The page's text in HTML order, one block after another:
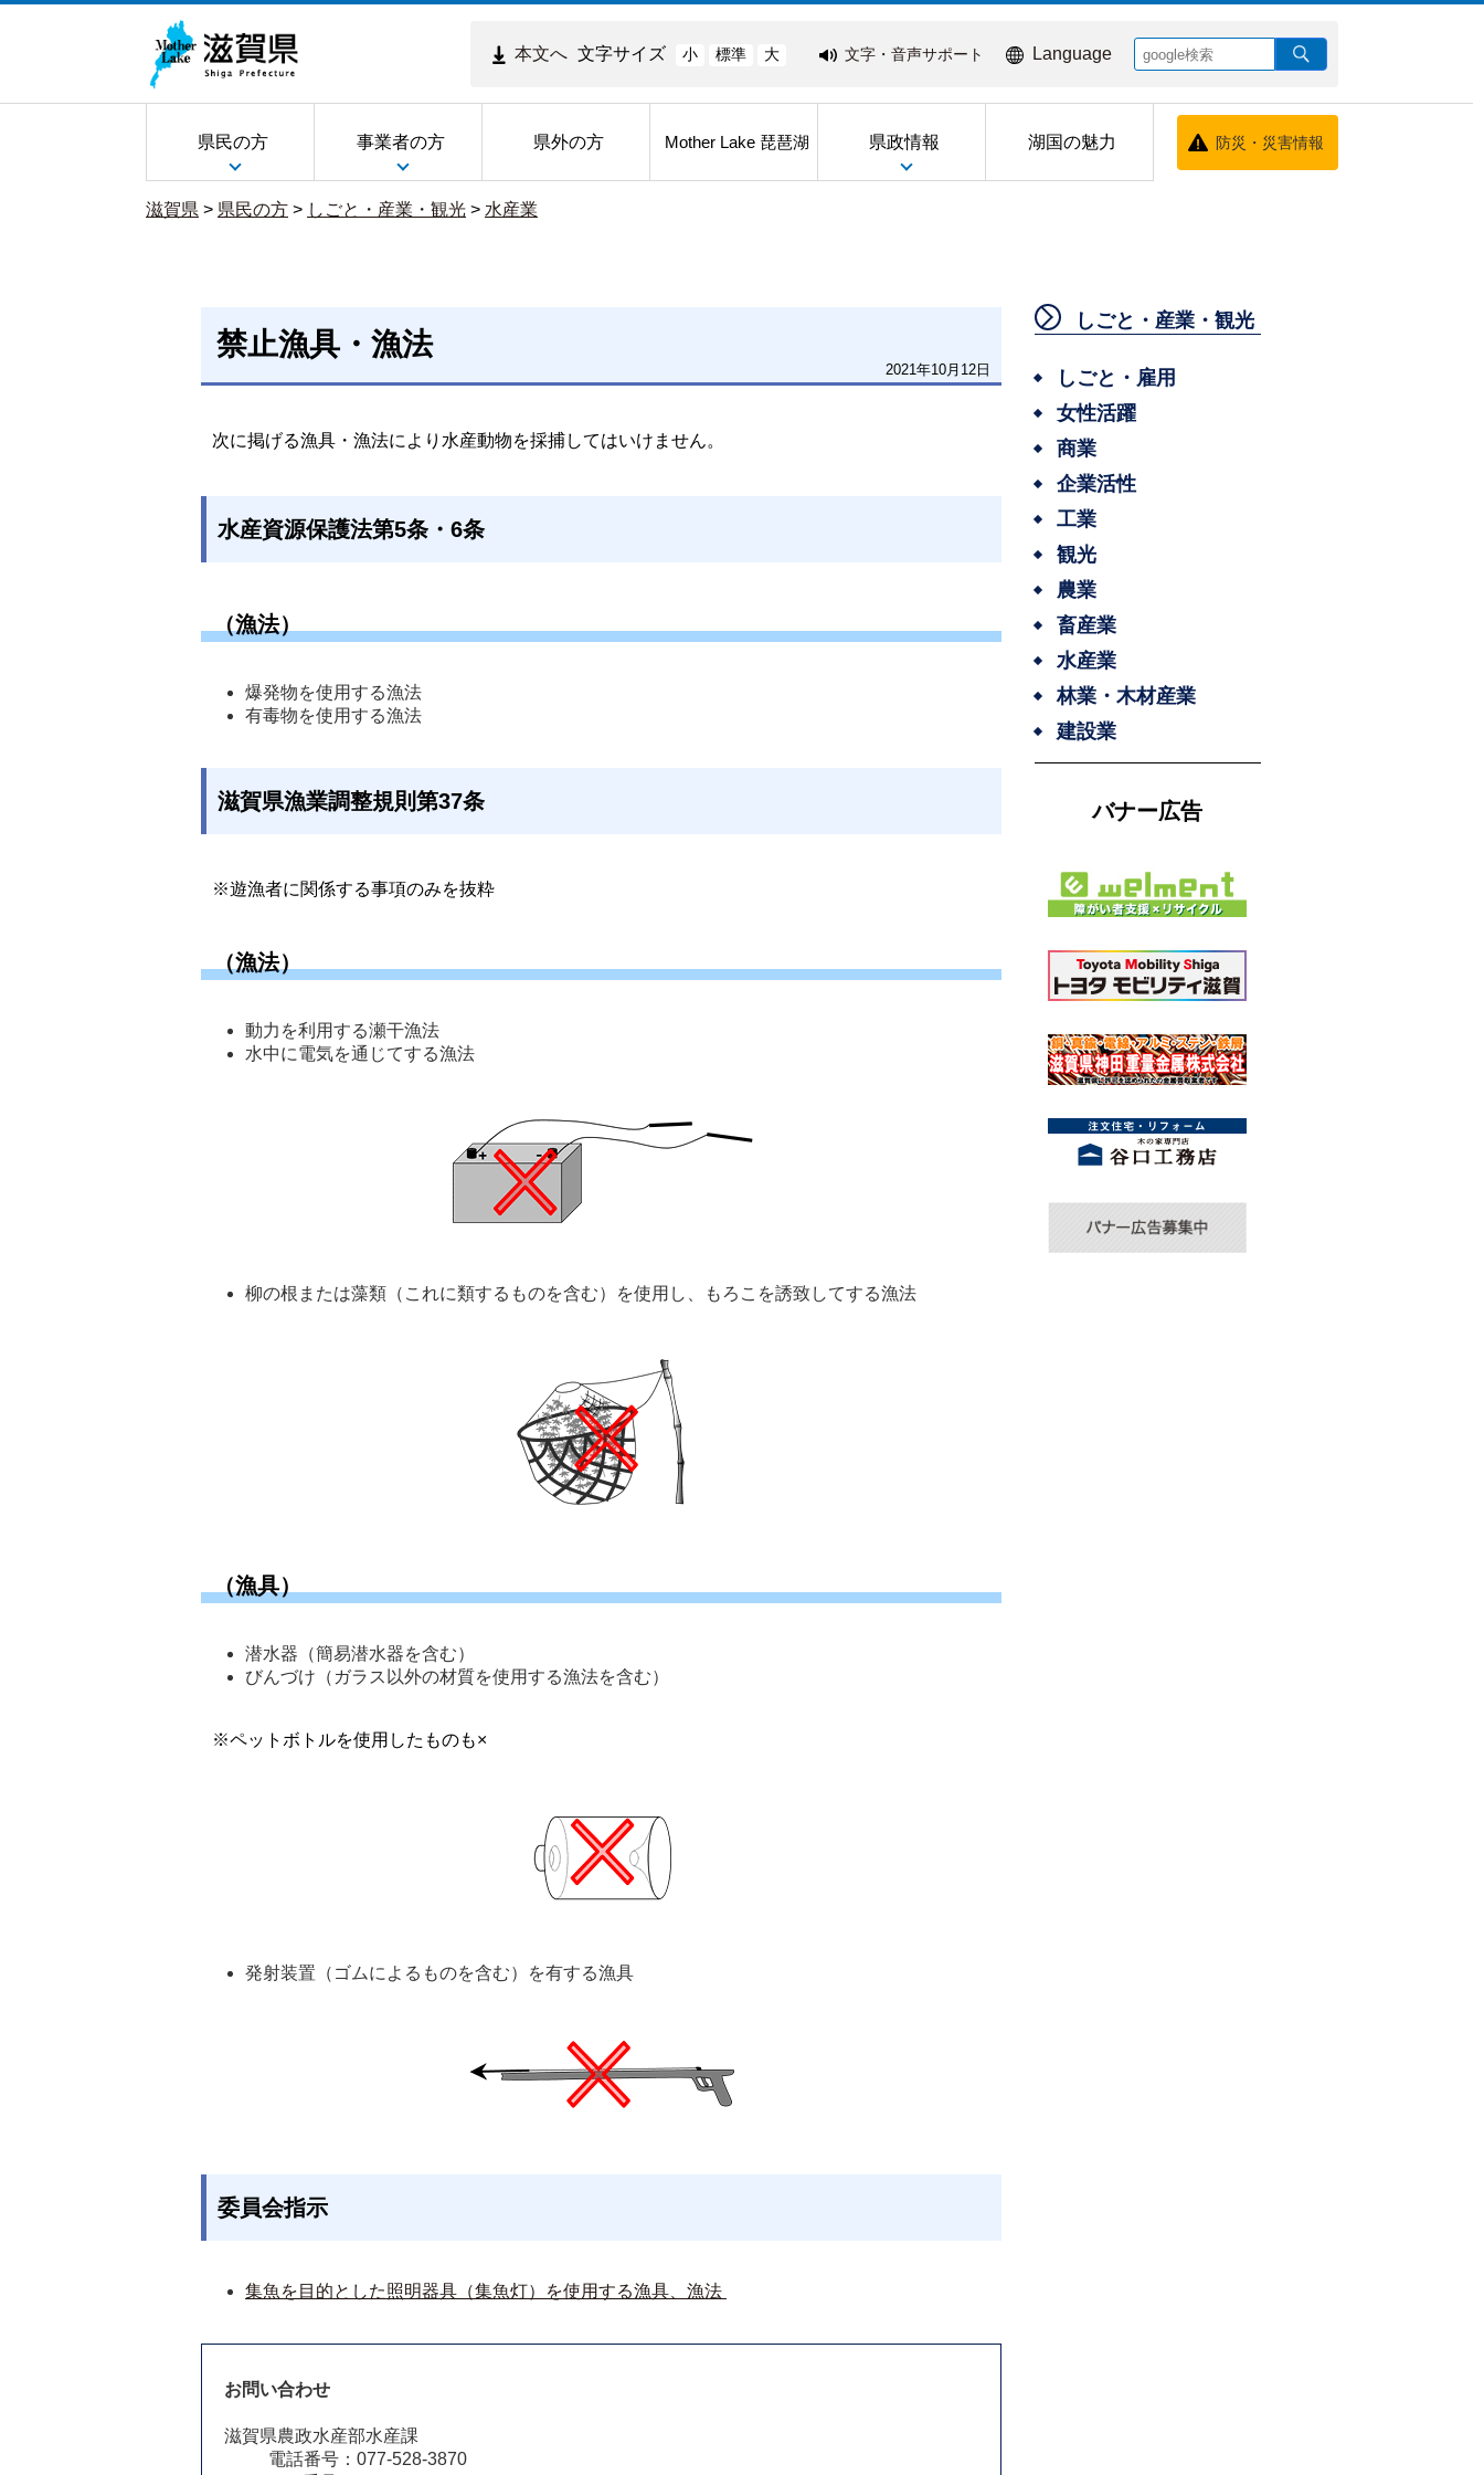
本文へ 文字サイズ 小 標準 大 文字・音声サポート Language
県民の方 事業者の方 県外の方 Mother Lake 琵琶湖 県政情報 湖国の魅力 防災・災害情報
滋賀県 > 県民の方 > しごと・産業・観光 > 水産業
禁止漁具・漁法
2021年10月12日
次に掲げる漁具・漁法により水産動物を採捕してはいけません。
水産資源保護法第5条・6条
（漁法）
爆発物を使用する漁法
有毒物を使用する漁法
滋賀県漁業調整規則第37条
※遊漁者に関係する事項のみを抜粋
（漁法）
動力を利用する瀬干漁法
水中に電気を通じてする漁法
柳の根または藻類（これに類するものを含む）を使用し、もろこを誘致してする漁法
（漁具）
潜水器（簡易潜水器を含む）
びんづけ（ガラス以外の材質を使用する漁法を含む）
※ペットボトルを使用したものも×
発射装置（ゴムによるものを含む）を有する漁具
委員会指示
集魚を目的とした照明器具（集魚灯）を使用する漁具、漁法
お問い合わせ
滋賀県農政水産部水産課
電話番号：077-528-3870
しごと・産業・観光
しごと・雇用
女性活躍
商業
企業活性
工業
観光
農業
畜産業
水産業
林業・木材産業
建設業
バナー広告